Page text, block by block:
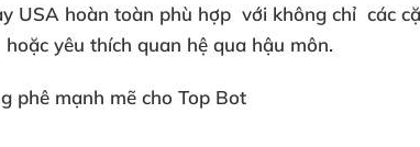
USA hoàn toàn phù hợp với không chỉ các
hoặc yêu thích quan hệ qua hậu môn.